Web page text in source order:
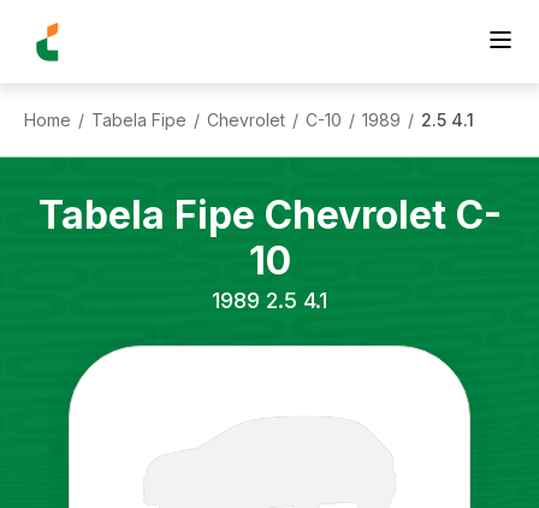
Home / Tabela Fipe / Chevrolet / C-10 / 1989 / 2.5 4.1
Tabela Fipe Chevrolet C-
10
1989 2.5 4.1